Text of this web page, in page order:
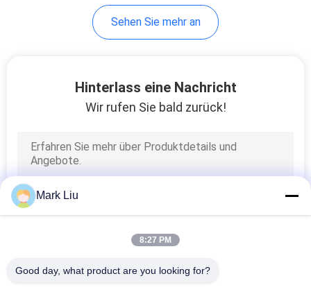
Einzelne Make-
Körper-Pinsel
Sehen Sie mehr an
Hinterlass eine Nachricht
Wir rufen Sie bald zurück!
Mark Liu
8:27 PM
Good day, what product are you looking for?